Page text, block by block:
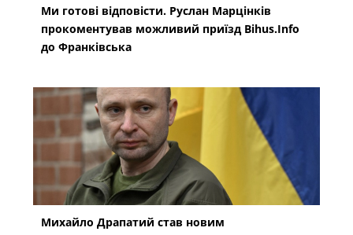
Ми готові відповісти. Руслан Марцінків
прокоментував можливий приїзд Bihus.Info
до Франківська
Михайло Драпатий став новим